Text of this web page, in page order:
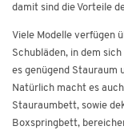
damit sind die Vorteile
Viele Modelle verfügen
Schubläden, in dem
es genügend Stauraum
Natürlich macht es
Stauraumbett, sowie
Boxspringbett,